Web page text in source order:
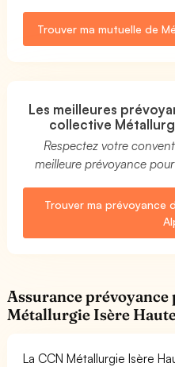
Trouver ma mutuelle de
Les meilleures
collective
Respectez votre
meilleure prévoyance
Trouver ma prévoyance
Assurance
Métallurgie Isère
La CCN Métallurgie Isère